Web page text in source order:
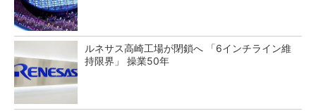
ルネサス高崎工場が閉鎖へ 「6インチライン維
持限界」 操業50年